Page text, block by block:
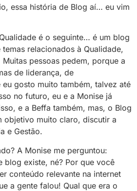
essa história de Blog aí… eu vim
é o seguinte… é um blog
relacionados à Qualidade,
Muitas pessoas pedem, porque a
de liderança, de
gosto muito também, talvez até
no futuro, eu e a Monise já
e a Beffa também, mas, o Blog
objetivo muito claro, discutir a
e Gestão.
A Monise me perguntou:
blog existe, né? Por que você
conteúdo relevante na internet
a gente falou! Qual que era o